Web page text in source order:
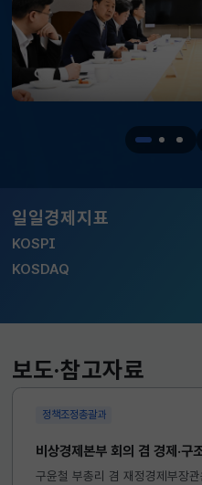
일일경제지표
달러-원
KOSPI
KOSDAQ
KOSPI
KOSDAQ
국고채(3년)
보도·참고자료
정책조정총괄과
비상경제본부 회의 겸 경제·구
구윤철 부총리 겸 재정경제부장